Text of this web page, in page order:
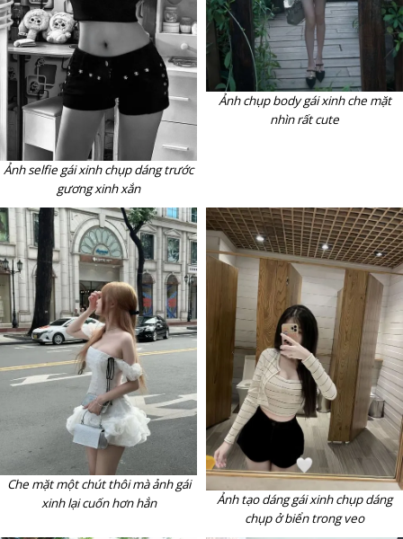
Ảnh selfie gái xinh chụp dáng trước
gương xinh xắn
Ảnh chụp body gái xinh che mặt
nhìn rất cute
Che mặt một chút thôi mà ảnh gái
xinh lại cuốn hơn hẳn
Ảnh tạo dáng gái xinh chụp dáng
chụp ở biển trong veo